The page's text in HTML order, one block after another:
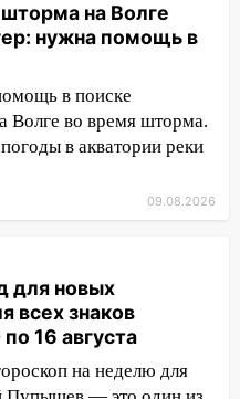
Ульяновску:
деревья,
крупный град:
уходит под
на контроль
на улице
сбила
на улице
уголовное дело
на Волге
нужна помощь в
в поиске
Волге во время шторма.
в акватории реки
09.08.2026
для новых
всех знаков
16 августа
на неделю для